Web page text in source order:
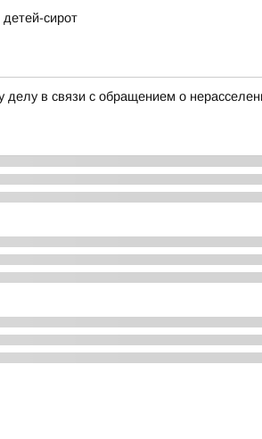
сирот
в связи с обращением о